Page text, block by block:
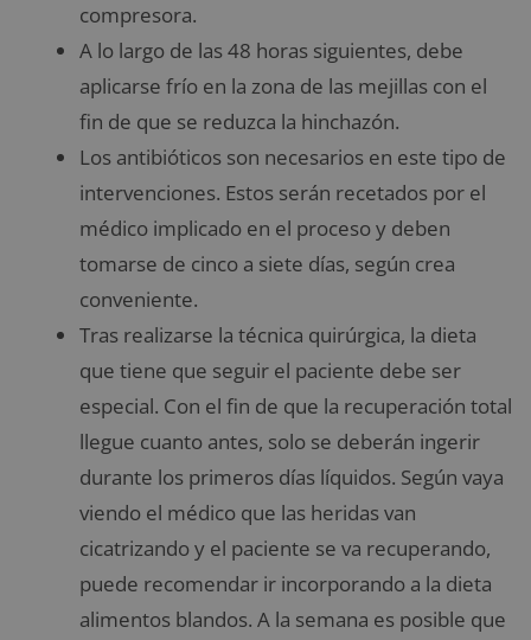
compresora.
A lo largo de las 48 horas siguientes, debe
aplicarse frío en la zona de las mejillas con el
fin de que se reduzca la hinchazón.
Los antibióticos son necesarios en este tipo de
intervenciones. Estos serán recetados por el
médico implicado en el proceso y deben
tomarse de cinco a siete días, según crea
conveniente.
Tras realizarse la técnica quirúrgica, la dieta
que tiene que seguir el paciente debe ser
especial. Con el fin de que la recuperación total
llegue cuanto antes, solo se deberán ingerir
durante los primeros días líquidos. Según vaya
viendo el médico que las heridas van
cicatrizando y el paciente se va recuperando,
puede recomendar ir incorporando a la dieta
alimentos blandos. A la semana es posible que